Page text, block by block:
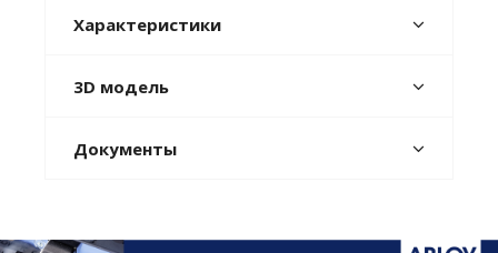
Характеристики
3D модель
Документы